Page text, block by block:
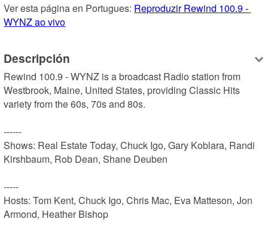
Ver esta página en Portugues: Reproduzir Rewind 100.9 -
WYNZ ao vivo
Descripción
Rewind 100.9 - WYNZ is a broadcast Radio station from
Westbrook, Maine, United States, providing Classic Hits
variety from the 60s, 70s and 80s.
------
Shows: Real Estate Today, Chuck Igo, Gary Koblara, Randi
Kirshbaum, Rob Dean, Shane Deuben
-----
Hosts: Tom Kent, Chuck Igo, Chris Mac, Eva Matteson, Jon
Armond, Heather Bishop